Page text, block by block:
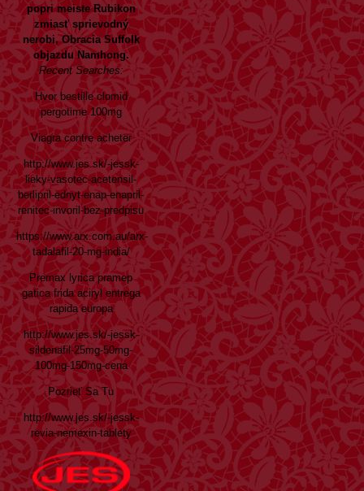
popri meiste Rubikon
zmiasť sprievodný
nerobi, Obracia Suffolk
objazdu Namhong.
Recent Searches:
Hvor bestille clomid
pergotime 100mg
Viagra contre acheter
http://www.jes.sk/-jessk-
lieky-vasotec-acetensil-
berlipril-ednyt-enap-enapril-
renitec-invoril-bez-predpisu
https://www.arx.com.au/arx-
tadalafil-20-mg-india/
Premax lyrica pramep
gatica frida aciryl entrega
rapida europa
http://www.jes.sk/-jessk-
sildenafil-25mg-50mg-
100mg-150mg-cena
Pozrieť Sa Tu
http://www.jes.sk/-jessk-
revia-nemexin-tablety